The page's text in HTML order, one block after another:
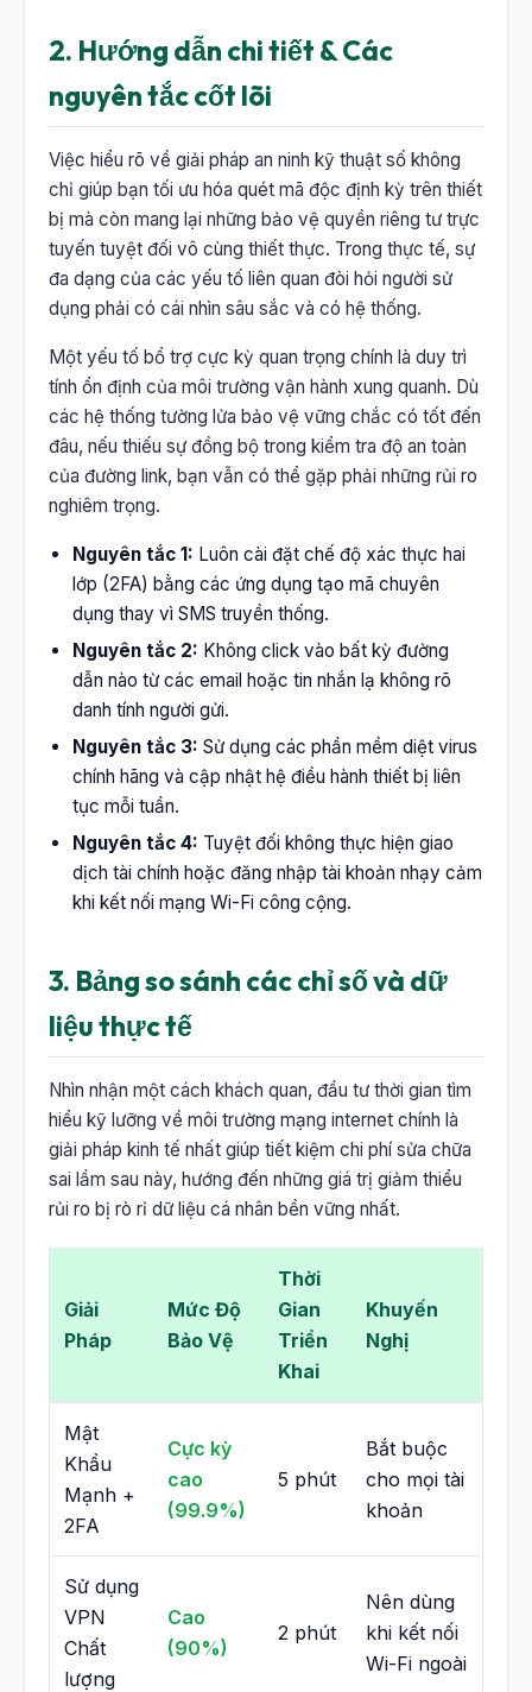
2. Hướng dẫn chi tiết & Các
nguyên tắc cốt lõi
Việc hiểu rõ về giải pháp an ninh kỹ thuật số không
chỉ giúp bạn tối ưu hóa quét mã độc định kỳ trên thiết
bị mà còn mang lại những bảo vệ quyền riêng tư trực
tuyến tuyệt đối vô cùng thiết thực. Trong thực tế, sự
đa dạng của các yếu tố liên quan đòi hỏi người sử
dụng phải có cái nhìn sâu sắc và có hệ thống.
Một yếu tố bổ trợ cực kỳ quan trọng chính là duy trì
tính ổn định của môi trường vận hành xung quanh. Dù
các hệ thống tường lửa bảo vệ vững chắc có tốt đến
đâu, nếu thiếu sự đồng bộ trong kiểm tra độ an toàn
của đường link, bạn vẫn có thể gặp phải những rủi ro
nghiêm trọng.
Nguyên tắc 1: Luôn cài đặt chế độ xác thực hai
lớp (2FA) bằng các ứng dụng tạo mã chuyên
dụng thay vì SMS truyền thống.
Nguyên tắc 2: Không click vào bất kỳ đường
dẫn nào từ các email hoặc tin nhắn lạ không rõ
danh tính người gửi.
Nguyên tắc 3: Sử dụng các phần mềm diệt virus
chính hãng và cập nhật hệ điều hành thiết bị liên
tục mỗi tuần.
Nguyên tắc 4: Tuyệt đối không thực hiện giao
dịch tài chính hoặc đăng nhập tài khoản nhạy cảm
khi kết nối mạng Wi-Fi công cộng.
3. Bảng so sánh các chỉ số và dữ
liệu thực tế
Nhìn nhận một cách khách quan, đầu tư thời gian tìm
hiểu kỹ lưỡng về môi trường mạng internet chính là
giải pháp kinh tế nhất giúp tiết kiệm chi phí sửa chữa
sai lầm sau này, hướng đến những giá trị giảm thiểu
rủi ro bị rò rỉ dữ liệu cá nhân bền vững nhất.
Giải
Pháp
Mức Độ
Bảo Vệ
Thời
Gian
Triển
Khai
Khuyến
Nghị
Mật
Khẩu
Mạnh +
2FA
Cực kỳ
cao
(99.9%)
5 phút
Bắt buộc
cho mọi tài
khoản
Sử dụng
VPN
Chất
lượng
Cao
(90%)
2 phút
Nên dùng
khi kết nối
Wi-Fi ngoài